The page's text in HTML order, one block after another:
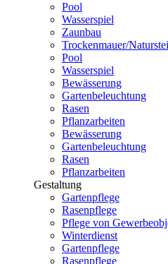
Pool
Wasserspiel
Zaunbau
Trockenmauer/
Pool
Wasserspiel
Bewässerung
Gartenbeleuchtung
Rasen
Pflanzarbeiten
Bewässerung
Gartenbeleuchtung
Rasen
Pflanzarbeiten
Gestaltung
Gartenpflege
Rasenpflege
Pflege von
Winterdienst
Gartenpflege
Rasenpflege